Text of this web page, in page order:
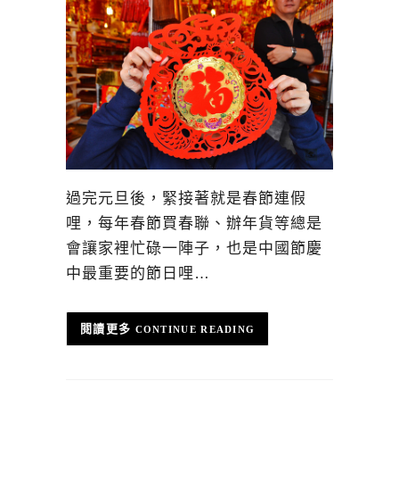
過完元旦後，緊接著就是春節連假
哩，每年春節買春聯、辦年貨等總是
會讓家裡忙碌一陣子，也是中國節慶
中最重要的節日哩…
CONTINUE READING